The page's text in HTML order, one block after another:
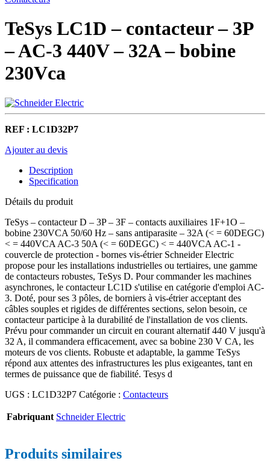
TeSys LC1D – contacteur – 3P
– AC-3 440V – 32A – bobine
230Vca
REF : LC1D32P7
Ajouter au devis
Description
Specification
Détails du produit
TeSys – contacteur D – 3P – 3F – contacts auxiliaires 1F+1O –
bobine 230VCA 50/60 Hz – sans antiparasite – 32A (< = 60DEGC)
< = 440VCA AC-3 50A (< = 60DEGC) < = 440VCA AC-1 -
couvercle de protection - bornes vis-étrier Schneider Electric
propose pour les installations industrielles ou tertiaires, une gamme
de contacteurs robustes, TeSys D. Pour commander les machines
asynchrones, le contacteur LC1D s'utilise en catégorie d'emploi AC-
3. Doté, pour ses 3 pôles, de borniers à vis-étrier acceptant des
câbles souples et rigides de différentes sections, selon besoin, ce
contacteur participe à la durabilité de l'installation de vos clients.
Prévu pour commander un circuit en courant alternatif 440 V jusqu'à
32 A, il commandera efficacement, avec sa bobine 230 V CA, les
moteurs de vos clients. Robuste et adaptable, la gamme TeSys
répond aux attentes des infrastructures les plus exigeantes, tant en
termes de puissance que de fiabilité. Tesys d
UGS : LC1D32P7 Catégorie : Contacteurs
Fabriquant Schneider Electric
Produits similaires